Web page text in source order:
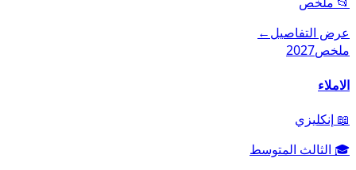
عرض التفاصيل←
ملخص2027
الاملاء
📖 إنكليزي
🎓 الثالث المتوسط